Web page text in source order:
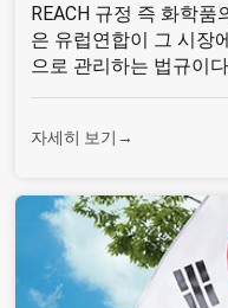
REACH 규정 즉 화학
은 유럽연합이 그 시장
으로 관리하는 법규이다
자세히 보기→